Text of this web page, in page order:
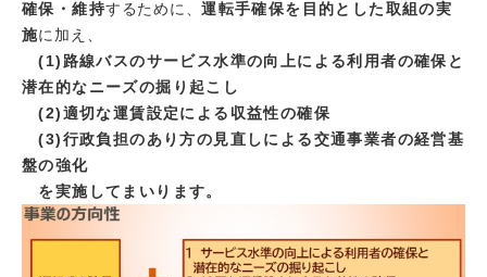
確保・維持するために、運転手確保を目的とした取組の実
施に加え、
(1)路線バスのサービス水準の向上による利用者の確保と
潜在的なニーズの掘り起こし
(2)適切な運賃設定による収益性の確保
(3)行政負担のあり方の見直しによる交通事業者の経営基
盤の強化
を実施してまいります。